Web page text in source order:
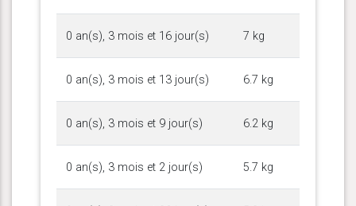
0 an(s), 3 mois et 16 jour(s) 7 kg
0 an(s), 3 mois et 13 jour(s) 6.7 kg
0 an(s), 3 mois et 9 jour(s) 6.2 kg
0 an(s), 3 mois et 2 jour(s) 5.7 kg